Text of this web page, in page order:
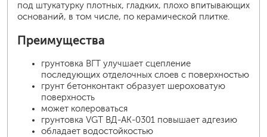
под штукатурку плотных, гладких, плохо впитывающих
оснований, в том числе, по керамической плитке.
Преимущества
грунтовка ВГТ улучшает сцепление
последующих отделочных слоев с поверхностью
грунт бетонконтакт образует шероховатую
поверхность
может колероваться
грунтовка VGT ВД-АК-0301 повышает адгезию
обладает водостойкостью